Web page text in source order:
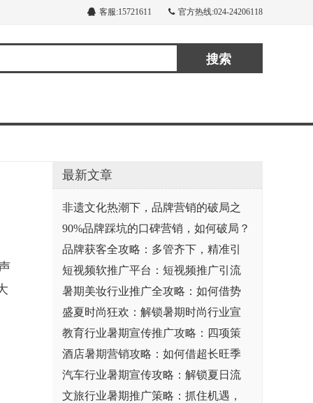
客服:15721611 官方热线:024-24206118
搜索
最新文章
非遗文化热潮下，品牌营销的破局之
90%品牌踩坑的口碑营销，如何破局？
品牌获客全攻略：多管齐下，精准引
短视频软推广平台：短视频推广引流
暑期美妆行业推广全攻略：如何借势
盛夏时尚狂欢：解锁暑期时尚行业宣
教育行业暑期宣传推广攻略：四项策
酒店暑期营销攻略：如何借超长旺季
汽车行业暑期宣传攻略：解锁夏日流
文旅行业暑期推广策略：抓住机遇，